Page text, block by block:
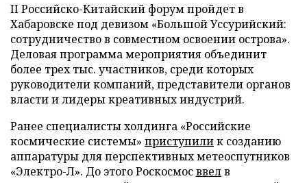
II Российско-Китайский форум пройдет в
Хабаровске под девизом «Большой Уссурийский:
сотрудничество в совместном освоении острова».
Деловая программа мероприятия объединит
более трех тыс. участников, среди которых
руководители компаний, представители органов
власти и лидеры креативных индустрий.
Ранее специалисты холдинга «Российские
космические системы» приступилик созданию
аппаратуры для перспективных метеоспутников
«Электро-Л». До этого Роскосмосввелв